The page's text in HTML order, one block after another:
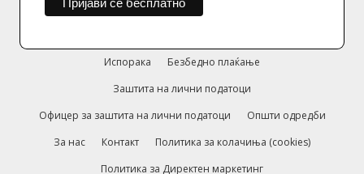
Испорака
Безбедно плаќање
Заштита на лични податоци
Офицер за заштита на лични податоци
Општи одредби
За нас
Контакт
Политика за колачиња (cookies)
Политика за Директен маркетинг